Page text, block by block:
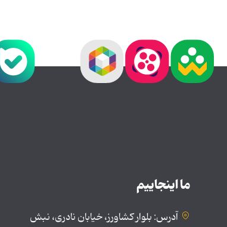
ما اینجاییم
آدرس: بلوار کشاورز، خیابان نادری، نبش